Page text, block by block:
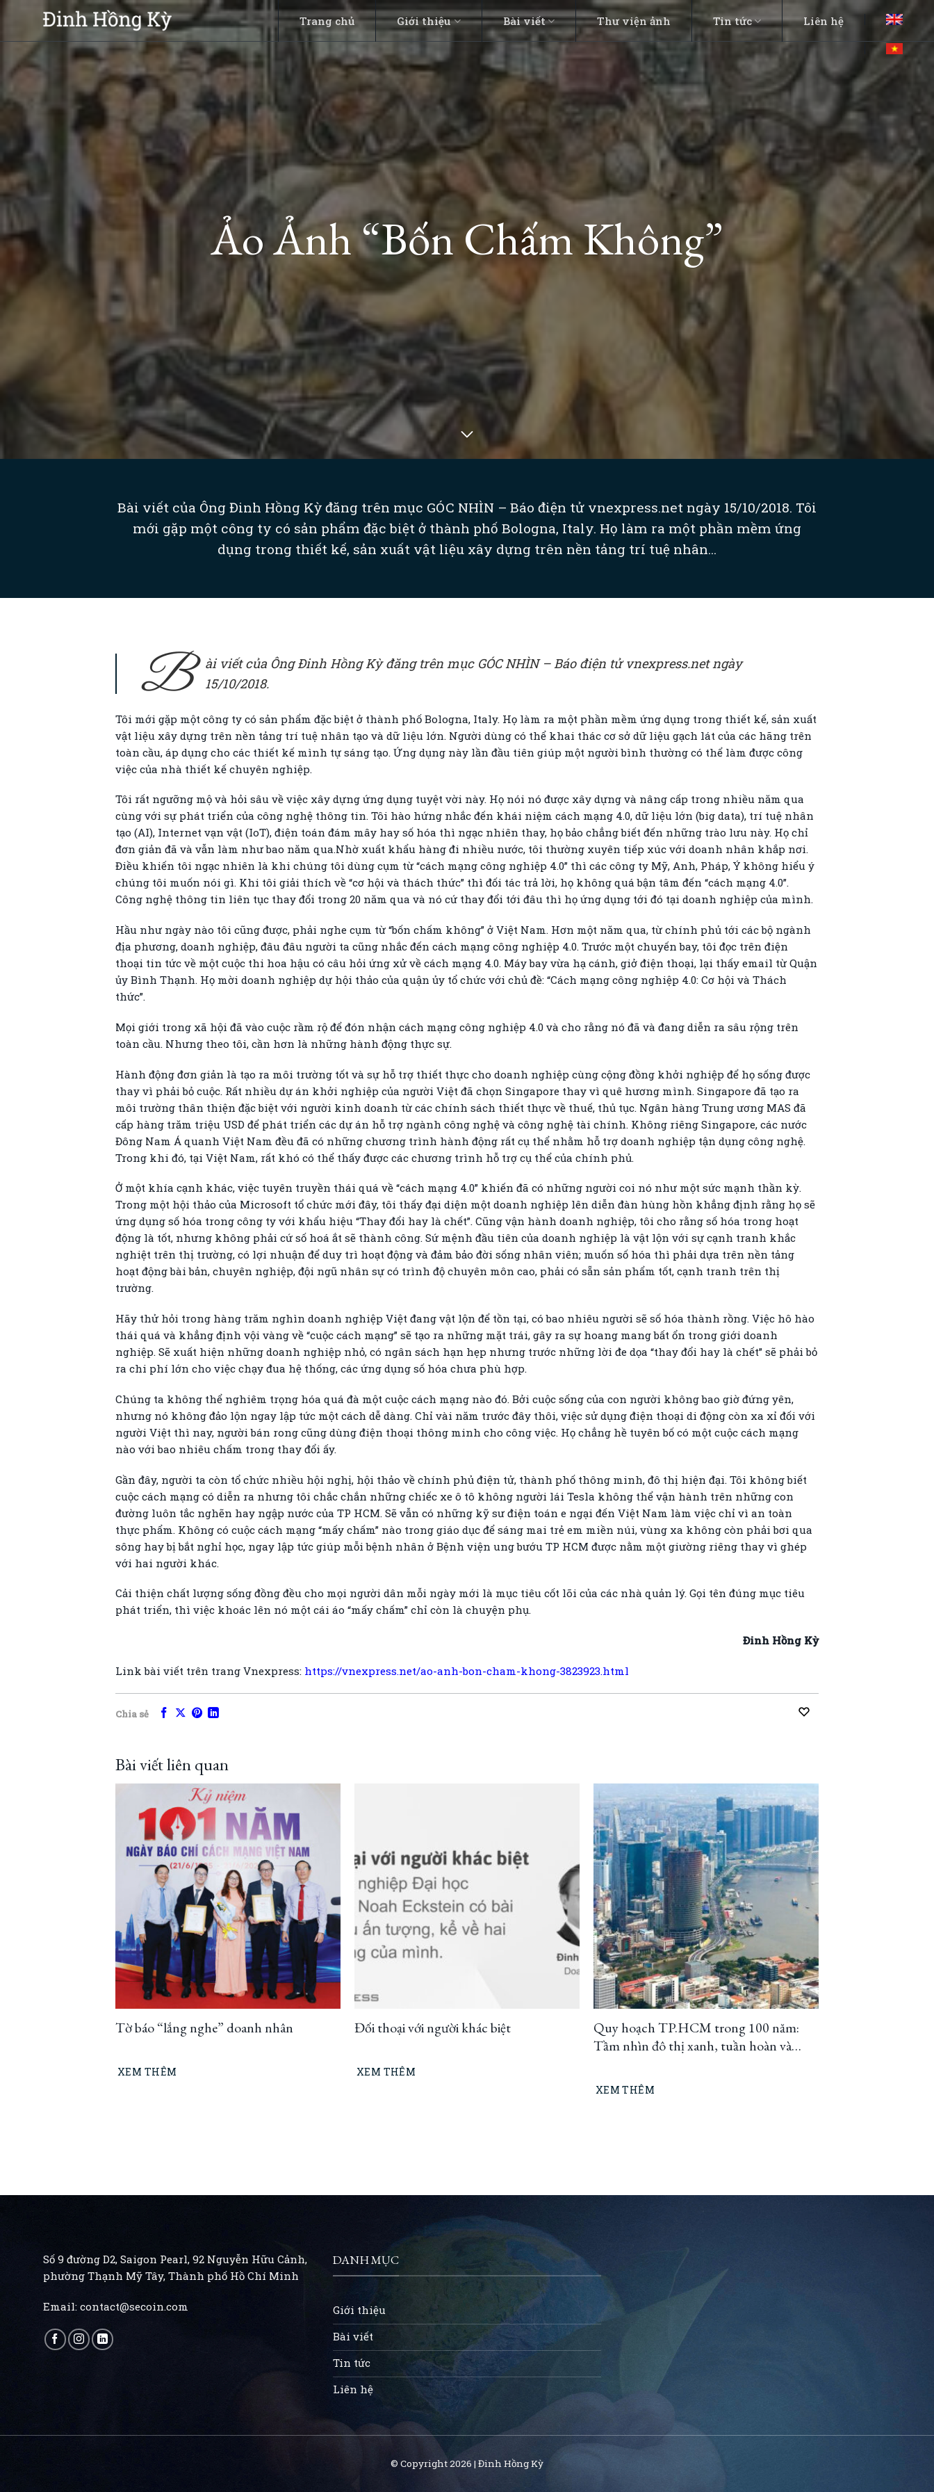
content
Trang chủ Giới thiệu Bài viết Thư viện ảnh Tin tức Liên hệ
Ảo Ảnh “Bốn Chấm Không”
Bài viết của Ông Đinh Hồng Kỳ đăng trên mục GÓC NHÌN – Báo điện tử vnexpress.net ngày 15/10/2018. Tôi
mới gặp một công ty có sản phẩm đặc biệt ở thành phố Bologna, Italy. Họ làm ra một phần mềm ứng
dụng trong thiết kế, sản xuất vật liệu xây dựng trên nền tảng trí tuệ nhân...
B
ài viết của Ông Đinh Hồng Kỳ đăng trên mục GÓC NHÌN – Báo điện tử vnexpress.net ngày
15/10/2018.
Tôi mới gặp một công ty có sản phẩm đặc biệt ở thành phố Bologna, Italy. Họ làm ra một phần mềm ứng dụng trong thiết kế, sản xuất
vật liệu xây dựng trên nền tảng trí tuệ nhân tạo và dữ liệu lớn. Người dùng có thể khai thác cơ sở dữ liệu gạch lát của các hãng trên
toàn cầu, áp dụng cho các thiết kế mình tự sáng tạo. Ứng dụng này lần đầu tiên giúp một người bình thường có thể làm được công
việc của nhà thiết kế chuyên nghiệp.
Tôi rất ngưỡng mộ và hỏi sâu về việc xây dựng ứng dụng tuyệt vời này. Họ nói nó được xây dựng và nâng cấp trong nhiều năm qua
cùng với sự phát triển của công nghệ thông tin. Tôi hào hứng nhắc đến khái niệm cách mạng 4.0, dữ liệu lớn (big data), trí tuệ nhân
tạo (AI), Internet vạn vật (IoT), điện toán đám mây hay số hóa thì ngạc nhiên thay, họ bảo chẳng biết đến những trào lưu này. Họ chỉ
đơn giản đã và vẫn làm như bao năm qua.Nhờ xuất khẩu hàng đi nhiều nước, tôi thường xuyên tiếp xúc với doanh nhân khắp nơi.
Điều khiến tôi ngạc nhiên là khi chúng tôi dùng cụm từ “cách mạng công nghiệp 4.0” thì các công ty Mỹ, Anh, Pháp, Ý không hiểu ý
chúng tôi muốn nói gì. Khi tôi giải thích về “cơ hội và thách thức” thì đối tác trả lời, họ không quá bận tâm đến “cách mạng 4.0”.
Công nghệ thông tin liên tục thay đổi trong 20 năm qua và nó cứ thay đổi tới đâu thì họ ứng dụng tới đó tại doanh nghiệp của mình.
Hầu như ngày nào tôi cũng được, phải nghe cụm từ “bốn chấm không” ở Việt Nam. Hơn một năm qua, từ chính phủ tới các bộ ngành
địa phương, doanh nghiệp, đâu đâu người ta cũng nhắc đến cách mạng công nghiệp 4.0. Trước một chuyến bay, tôi đọc trên điện
thoại tin tức về một cuộc thi hoa hậu có câu hỏi ứng xử về cách mạng 4.0. Máy bay vừa hạ cánh, giở điện thoại, lại thấy email từ Quận
ủy Bình Thạnh. Họ mời doanh nghiệp dự hội thảo của quận ủy tổ chức với chủ đề: “Cách mạng công nghiệp 4.0: Cơ hội và Thách
thức”.
Mọi giới trong xã hội đã vào cuộc rầm rộ để đón nhận cách mạng công nghiệp 4.0 và cho rằng nó đã và đang diễn ra sâu rộng trên
toàn cầu. Nhưng theo tôi, cần hơn là những hành động thực sự.
Hành động đơn giản là tạo ra môi trường tốt và sự hỗ trợ thiết thực cho doanh nghiệp cùng cộng đồng khởi nghiệp để họ sống được
thay vì phải bỏ cuộc. Rất nhiều dự án khởi nghiệp của người Việt đã chọn Singapore thay vì quê hương mình. Singapore đã tạo ra
môi trường thân thiện đặc biệt với người kinh doanh từ các chính sách thiết thực về thuế, thủ tục. Ngân hàng Trung ương MAS đã
cấp hàng trăm triệu USD để phát triển các dự án hỗ trợ ngành công nghệ và công nghệ tài chính. Không riêng Singapore, các nước
Đông Nam Á quanh Việt Nam đều đã có những chương trình hành động rất cụ thể nhằm hỗ trợ doanh nghiệp tận dụng công nghệ.
Trong khi đó, tại Việt Nam, rất khó có thể thấy được các chương trình hỗ trợ cụ thể của chính phủ.
Ở một khía cạnh khác, việc tuyên truyền thái quá về “cách mạng 4.0” khiến đã có những người coi nó như một sức mạnh thần kỳ.
Trong một hội thảo của Microsoft tổ chức mới đây, tôi thấy đại diện một doanh nghiệp lên diễn đàn hùng hồn khẳng định rằng họ sẽ
ứng dụng số hóa trong công ty với khẩu hiệu “Thay đổi hay là chết”. Cũng vận hành doanh nghiệp, tôi cho rằng số hóa trong hoạt
động là tốt, nhưng không phải cứ số hoá ắt sẽ thành công. Sứ mệnh đầu tiên của doanh nghiệp là vật lộn với sự cạnh tranh khắc
nghiệt trên thị trường, có lợi nhuận để duy trì hoạt động và đảm bảo đời sống nhân viên; muốn số hóa thì phải dựa trên nền tảng
hoạt động bài bản, chuyên nghiệp, đội ngũ nhân sự có trình độ chuyên môn cao, phải có sẵn sản phẩm tốt, cạnh tranh trên thị
trường.
Hãy thử hỏi trong hàng trăm nghìn doanh nghiệp Việt đang vật lộn để tồn tại, có bao nhiêu người sẽ số hóa thành rồng. Việc hô hào
thái quá và khẳng định vội vàng về “cuộc cách mạng” sẽ tạo ra những mặt trái, gây ra sự hoang mang bất ổn trong giới doanh
nghiệp. Sẽ xuất hiện những doanh nghiệp nhỏ, có ngân sách hạn hẹp nhưng trước những lời đe dọa “thay đổi hay là chết” sẽ phải bỏ
ra chi phí lớn cho việc chạy đua hệ thống, các ứng dụng số hóa chưa phù hợp.
Chúng ta không thể nghiêm trọng hóa quá đà một cuộc cách mạng nào đó. Bởi cuộc sống của con người không bao giờ đứng yên,
nhưng nó không đảo lộn ngay lập tức một cách dễ dàng. Chỉ vài năm trước đây thôi, việc sử dụng điện thoại di động còn xa xỉ đối với
người Việt thì nay, người bán rong cũng dùng điện thoại thông minh cho công việc. Họ chẳng hề tuyên bố có một cuộc cách mạng
nào với bao nhiêu chấm trong thay đổi ấy.
Gần đây, người ta còn tổ chức nhiều hội nghị, hội thảo về chính phủ điện tử, thành phố thông minh, đô thị hiện đại. Tôi không biết
cuộc cách mạng có diễn ra nhưng tôi chắc chắn những chiếc xe ô tô không người lái Tesla không thể vận hành trên những con
đường luôn tắc nghẽn hay ngập nước của TP HCM. Sẽ vẫn có những kỹ sư điện toán e ngại đến Việt Nam làm việc chỉ vì an toàn
thực phẩm. Không có cuộc cách mạng “mấy chấm” nào trong giáo dục để sáng mai trẻ em miền núi, vùng xa không còn phải bơi qua
sông hay bị bắt nghỉ học, ngay lập tức giúp mỗi bệnh nhân ở Bệnh viện ung bướu TP HCM được nằm một giường riêng thay vì ghép
với hai người khác.
Cải thiện chất lượng sống đồng đều cho mọi người dân mỗi ngày mới là mục tiêu cốt lõi của các nhà quản lý. Gọi tên đúng mục tiêu
phát triển, thì việc khoác lên nó một cái áo “mấy chấm” chỉ còn là chuyện phụ.
Đinh Hồng Kỳ
Link bài viết trên trang Vnexpress: https://vnexpress.net/ao-anh-bon-cham-khong-3823923.html
Chia sẻ
Bài viết liên quan
Tờ báo “lắng nghe” doanh nhân
XEM THÊM
Đối thoại với người khác biệt
XEM THÊM
Quy hoạch TP.HCM trong 100 năm:
Tầm nhìn đô thị xanh, tuần hoàn và
XEM THÊM
Số 9 đường D2, Saigon Pearl, 92 Nguyễn Hữu Cảnh,
phường Thạnh Mỹ Tây, Thành phố Hồ Chí Minh
Email: contact@secoin.com
DANH MỤC
Giới thiệu
Bài viết
Tin tức
Liên hệ
© Copyright 2026 | Đinh Hồng Kỳ